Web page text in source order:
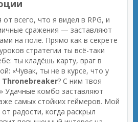
всего, что я видел в RPG, и
сражения — заставляют
на поле. Прямо как в секрете
стратегии ты всё-таки
ты кладёшь карту, враг в
«Чувак, ты не в курсе, что у
Thronebreaker? С ним твоя
Удачные комбо заставляют
самых стойких геймеров. Мой
радости, когда раскрыл